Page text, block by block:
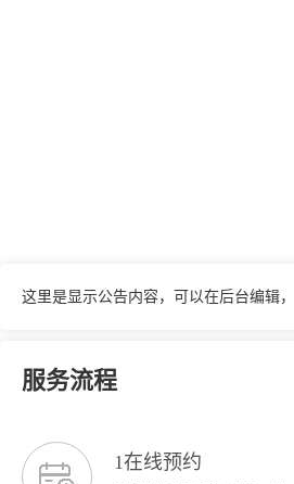
这里是显示公告内容，可以在后台编辑
服务流程
1在线预约